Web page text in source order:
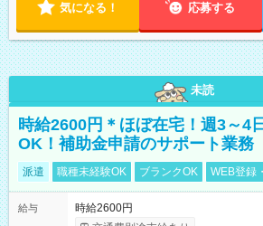
気になる！ 応募する
未読
時給2600円＊ほぼ在宅！週3～4
OK！補助金申請のサポート業務
派遣 職種未経験OK ブランクOK WEB登録
給与
時給2600円